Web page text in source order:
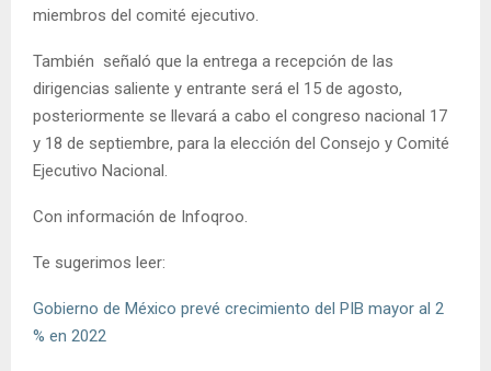
miembros del comité ejecutivo.
También señaló que la entrega a recepción de las
dirigencias saliente y entrante será el 15 de agosto,
posteriormente se llevará a cabo el congreso nacional 17
y 18 de septiembre, para la elección del Consejo y Comité
Ejecutivo Nacional.
Con información de Infoqroo.
Te sugerimos leer:
Gobierno de México prevé crecimiento del PIB mayor al 2
% en 2022